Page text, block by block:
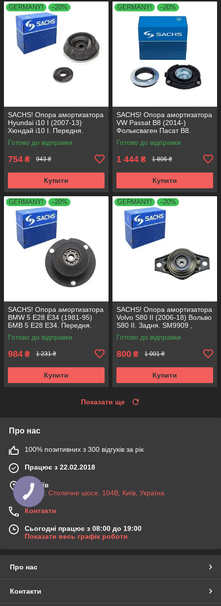
GERMANY! –20%
SACHS! Опора амортизатора
Hyundai i10 I (2007-13)
Хюндай i10 I. Передня.
SM5818 , 801063 , KB689.27 ,
VKDA88511
Готово до відправки
754 ₴ 943 ₴
Купити
GERMANY! –20%
SACHS! Опора амортизатора
VW Passat B8 (2014-)
Фольксваген Пасат B8.
Передня. 803024 , KB657.27 ,
VKDA35167
Готово до відправки
1 444 ₴ 1 806 ₴
Купити
GERMANY! –20%
SACHS! Опора амортизатора
BMW 5 E28 E34 (1981-95)
БМВ 5 Е28 Е34. Передня.
SM1000 , 803151 , KB650.00 ,
VKDC35801
Готово до відправки
984 ₴ 1 231 ₴
Купити
GERMANY! –20%
SACHS! Опора амортизатора
Volvo S80 II (2006-18) Вольво
S80 II. Задня. SM9909 ,
802416 , KB952.10 ,
VKDA40436
Готово до відправки
800 ₴ 1 001 ₴
Купити
Показати ще
Про нас
100% позитивних з 300 відгуків за рік
Працює з 22.02.2018
м. Київ
03045, Столичне шосе, 104B, Київ, Україна
Контакти
Сьогодні працює з 08:00 до 19:00
Показати весь графік роботи
Про нас
Контакти